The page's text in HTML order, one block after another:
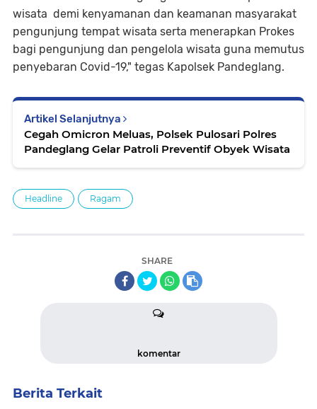
wisata demi kenyamanan dan keamanan masyarakat
pengunjung tempat wisata serta menerapkan Prokes
bagi pengunjung dan pengelola wisata guna memutus
penyebaran Covid-19," tegas Kapolsek Pandeglang.
Artikel Selanjutnya
Cegah Omicron Meluas, Polsek Pulosari Polres
Pandeglang Gelar Patroli Preventif Obyek Wisata
Headline Ragam
SHARE
komentar
Berita Terkait